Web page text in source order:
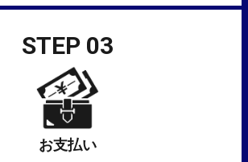
STEP 03
お支払い